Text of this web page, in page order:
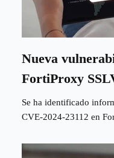
Nueva
FortiProxy
Se ha identificado
CVE-2024-23112 en